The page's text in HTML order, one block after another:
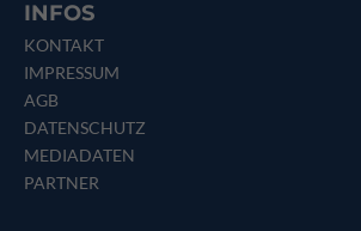
INFOS
KONTAKT
IMPRESSUM
AGB
DATENSCHUTZ
MEDIADATEN
PARTNER